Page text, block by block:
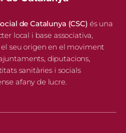
de Catalunya (CSC) és una
local i base associativa,
el seu origen en el moviment
diputacions,
sanitàries i socials
afany de lucre.